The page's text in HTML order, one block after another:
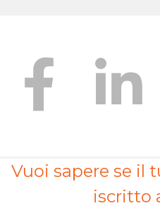
Vuoi sapere se il
iscritto